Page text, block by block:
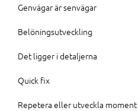
Genvägar är senvägar
Belöningsutveckling
Det ligger i detaljerna
Quick fix
Repetera eller utveckla moment